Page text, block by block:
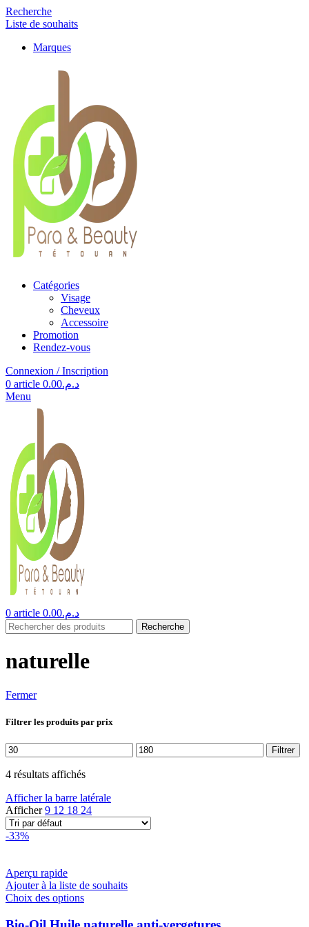
Recherche
Liste de souhaits
Marques
Catégories
Visage
Cheveux
Accessoire
Promotion
Rendez-vous
Connexion / Inscription
0 article د.م.0.00
Menu
0 article د.م.0.00
Recherche
naturelle
Fermer
Filtrer les produits par prix
Prix
min
Prix
max
Filtrer
4 résultats affichés
Afficher la barre latérale
Afficher9 12 18 24
-33%
Aperçu rapide
Ajouter à la liste de souhaits
Choix des optionsCe
a